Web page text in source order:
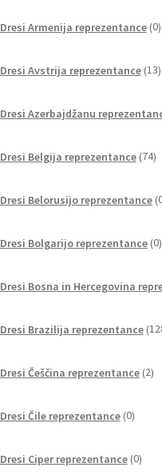
Dresi Armenija reprezentance 0
Dresi Avstrija reprezentance 13
Dresi Azerbajdžanu
Dresi Belgija reprezentance 74
Dresi Belorusijo reprezentance
Dresi Bolgarijo reprezentance 0
Dresi Bosna in Hercegovina
Dresi Brazilija reprezentance
Dresi Češčina reprezentance 2
Dresi Čile reprezentance 0
Dresi Ciper reprezentance 0